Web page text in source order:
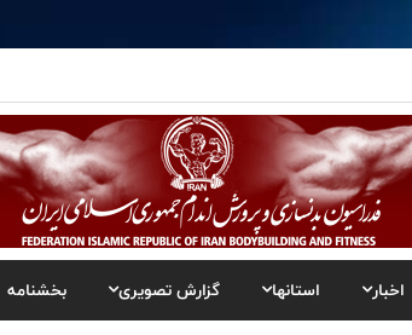
اخبار استانها گزارش تصویری بخشنامه